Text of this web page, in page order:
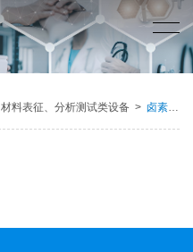
材料表征、分析测试类设备 > 卤素分析仪